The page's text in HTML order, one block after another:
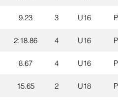
9.23 3 U16
2:18.86 4 U16
8.67 4 U16
15.65 2 U18